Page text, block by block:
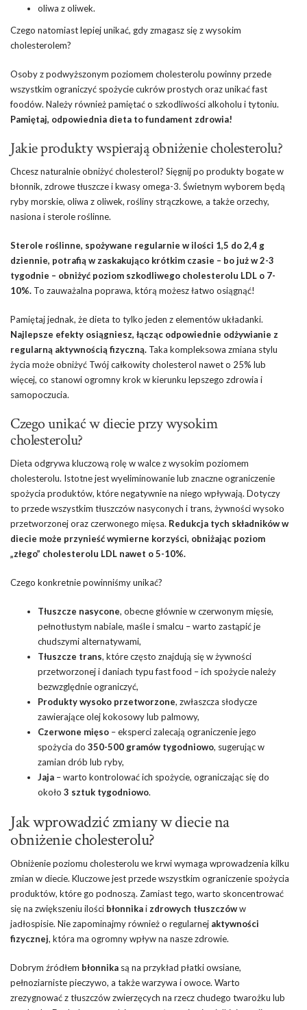
oliwa z oliwek.
Czego natomiast lepiej unikać, gdy zmagasz się z wysokim
cholesterolem?
Osoby z podwyższonym poziomem cholesterolu powinny przede
wszystkim ograniczyć spożycie cukrów prostych oraz unikać fast
foodów. Należy również pamiętać o szkodliwości alkoholu i tytoniu.
Pamiętaj, odpowiednia dieta to fundament zdrowia!
Jakie produkty wspierają obniżenie cholesterolu?
Chcesz naturalnie obniżyć cholesterol? Sięgnij po produkty bogate w
błonnik, zdrowe tłuszcze i kwasy omega-3. Świetnym wyborem będą
ryby morskie, oliwa z oliwek, rośliny strączkowe, a także orzechy,
nasiona i sterole roślinne.
Sterole roślinne, spożywane regularnie w ilości 1,5 do 2,4 g
dziennie, potrafią w zaskakująco krótkim czasie – bo już w 2-3
tygodnie – obniżyć poziom szkodliwego cholesterolu LDL o 7-
10%. To zauważalna poprawa, którą możesz łatwo osiągnąć!
Pamiętaj jednak, że dieta to tylko jeden z elementów układanki.
Najlepsze efekty osiągniesz, łącząc odpowiednie odżywianie z
regularną aktywnością fizyczną. Taka kompleksowa zmiana stylu
życia może obniżyć Twój całkowity cholesterol nawet o 25% lub
więcej, co stanowi ogromny krok w kierunku lepszego zdrowia i
samopoczucia.
Czego unikać w diecie przy wysokim
cholesterolu?
Dieta odgrywa kluczową rolę w walce z wysokim poziomem
cholesterolu. Istotne jest wyeliminowanie lub znaczne ograniczenie
spożycia produktów, które negatywnie na niego wpływają. Dotyczy
to przede wszystkim tłuszczów nasyconych i trans, żywności wysoko
przetworzonej oraz czerwonego mięsa. Redukcja tych składników w
diecie może przynieść wymierne korzyści, obniżając poziom
„złego” cholesterolu LDL nawet o 5-10%.
Czego konkretnie powinniśmy unikać?
Tłuszcze nasycone, obecne głównie w czerwonym mięsie,
pełnotłustym nabiale, maśle i smalcu – warto zastąpić je
chudszymi alternatywami,
Tłuszcze trans, które często znajdują się w żywności
przetworzonej i daniach typu fast food – ich spożycie należy
bezwzględnie ograniczyć,
Produkty wysoko przetworzone, zwłaszcza słodycze
zawierające olej kokosowy lub palmowy,
Czerwone mięso – eksperci zalecają ograniczenie jego
spożycia do 350-500 gramów tygodniowo, sugerując w
zamian drób lub ryby,
Jaja – warto kontrolować ich spożycie, ograniczając się do
około 3 sztuk tygodniowo.
Jak wprowadzić zmiany w diecie na
obniżenie cholesterolu?
Obniżenie poziomu cholesterolu we krwi wymaga wprowadzenia kilku
zmian w diecie. Kluczowe jest przede wszystkim ograniczenie spożycia
produktów, które go podnoszą. Zamiast tego, warto skoncentrować
się na zwiększeniu ilości błonnikai zdrowych tłuszczóww
jadłospisie. Nie zapominajmy również o regularnej aktywności
fizycznej, która ma ogromny wpływ na nasze zdrowie.
Dobrym źródłem błonnika są na przykład płatki owsiane,
pełnoziarniste pieczywo, a także warzywa i owoce. Warto
zrezygnować z tłuszczów zwierzęcych na rzecz chudego twarożku lub